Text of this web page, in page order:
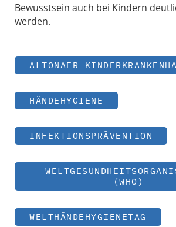
Bewusstsein auch bei Kindern
werden.
ALTONAER
HÄNDEHYGIENE
INFEKTIONSPRÄVENTION
(WHO)
WELTHÄNDEHYGIENETAG